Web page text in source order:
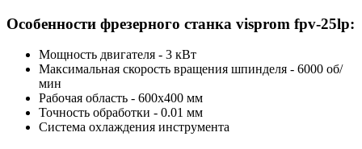
Особенности фрезерного станка visprom fpv-25lp:
Мощность двигателя - 3 кВт
Максимальная скорость вращения шпинделя - 6000 об/
мин
Рабочая область - 600x400 мм
Точность обработки - 0.01 мм
Система охлаждения инструмента